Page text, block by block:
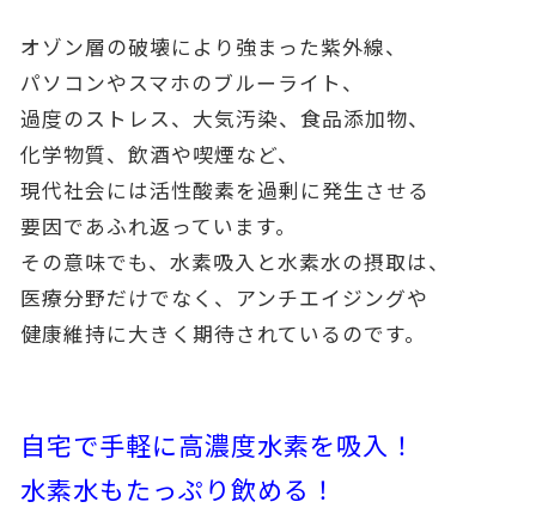
オゾン層の破壊により強まった紫外線、
パソコンやスマホのブルーライト、
過度のストレス、大気汚染、食品添加物、
化学物質、飲酒や喫煙など、
現代社会には活性酸素を過剰に発生させる
要因であふれ返っています。
その意味でも、水素吸入と水素水の摂取は、
医療分野だけでなく、アンチエイジングや
健康維持に大きく期待されているのです。
自宅で手軽に高濃度水素を吸入！
水素水もたっぷり飲める！